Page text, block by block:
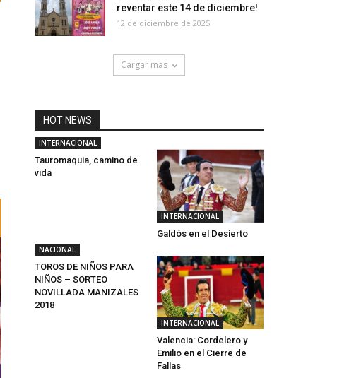
reventar este 14 de diciembre!
12 de diciembre de 2025
Cargar mas
HOT NEWS
INTERNACIONAL
Tauromaquia, camino de
vida
INTERNACIONAL
Galdós en el Desierto
NACIONAL
TOROS DE NIÑOS PARA
NIÑOS – SORTEO
NOVILLADA MANIZALES
2018
INTERNACIONAL
Valencia: Cordelero y
Emilio en el Cierre de
Fallas